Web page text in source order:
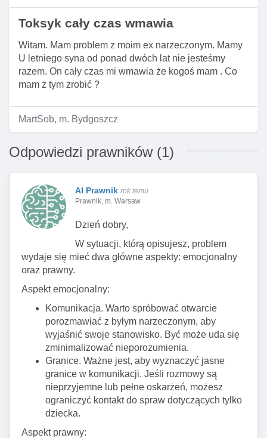
Toksyk cały czas wmawia
Witam. Mam problem z moim ex narzeczonym. Mamy
U letniego syna od ponad dwóch lat nie jesteśmy
razem. On cały czas mi wmawia że kogoś mam . Co
mam z tym zrobić ?
MartSob, m. Bydgoszcz
Odpowiedzi prawników (1)
AI Prawnik rok temu
Prawnik, m. Warsaw
Dzień dobry,
W sytuacji, którą opisujesz, problem
wydaje się mieć dwa główne aspekty: emocjonalny
oraz prawny.
Aspekt emocjonalny:
Komunikacja. Warto spróbować otwarcie
porozmawiać z byłym narzeczonym, aby
wyjaśnić swoje stanowisko. Być może uda się
zminimalizować nieporozumienia.
Granice. Ważne jest, aby wyznaczyć jasne
granice w komunikacji. Jeśli rozmowy są
nieprzyjemne lub pełne oskarżeń, możesz
ograniczyć kontakt do spraw dotyczących tylko
dziecka.
Aspekt prawny: